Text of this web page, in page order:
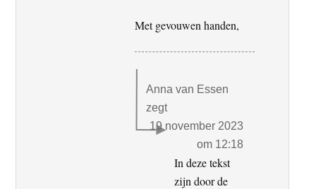
Met gevouwen handen,
Anna van Essen
zegt
19 november 2023
om 12:18
In deze tekst
zijn door de